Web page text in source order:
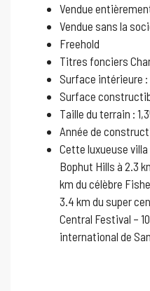
Vendue
Vendue sans la
Freehold
Titres fonciers
Surface intérieure :
Surface
Taille du terrain :
Année de
Cette luxueuse
Bophut Hills à 2.3
km du célèbre
3.4 km du super
Central Festival –
international de